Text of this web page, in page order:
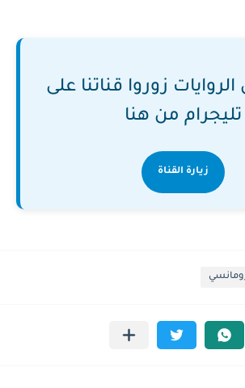
زوروا قناتنا على
تليجرام من هنا
زيارة القناة